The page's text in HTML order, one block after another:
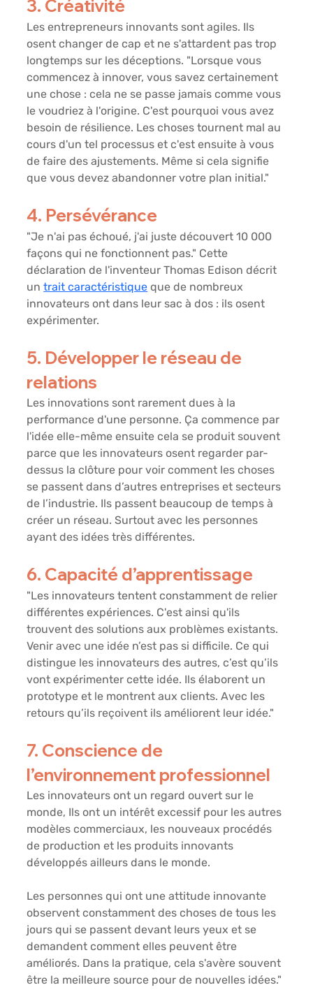
3. Créativité
Les entrepreneurs innovants sont agiles. Ils
osent changer de cap et ne s'attardent pas trop
longtemps sur les déceptions. "Lorsque vous
commencez à innover, vous savez certainement
une chose : cela ne se passe jamais comme vous
le voudriez à l'origine. C'est pourquoi vous avez
besoin de résilience. Les choses tournent mal au
cours d'un tel processus et c'est ensuite à vous
de faire des ajustements. Même si cela signifie
que vous devez abandonner votre plan initial."
4. Persévérance
"Je n'ai pas échoué, j'ai juste découvert 10 000
façons qui ne fonctionnent pas." Cette
déclaration de l'inventeur Thomas Edison décrit
un trait caractéristique que de nombreux
innovateurs ont dans leur sac à dos : ils osent
expérimenter.
5. Développer le réseau de
relations
Les innovations sont rarement dues à la
performance d'une personne. Ça commence par
l'idée elle-même ensuite cela se produit souvent
parce que les innovateurs osent regarder par-
dessus la clôture pour voir comment les choses
se passent dans d’autres entreprises et secteurs
de l’industrie. Ils passent beaucoup de temps à
créer un réseau. Surtout avec les personnes
ayant des idées très différentes.
6. Capacité d’apprentissage
"Les innovateurs tentent constamment de relier
différentes expériences. C'est ainsi qu'ils
trouvent des solutions aux problèmes existants.
Venir avec une idée n’est pas si difficile. Ce qui
distingue les innovateurs des autres, c’est qu’ils
vont expérimenter cette idée. Ils élaborent un
prototype et le montrent aux clients. Avec les
retours qu’ils reçoivent ils améliorent leur idée."
7. Conscience de
l’environnement professionnel
Les innovateurs ont un regard ouvert sur le
monde, Ils ont un intérêt excessif pour les autres
modèles commerciaux, les nouveaux procédés
de production et les produits innovants
développés ailleurs dans le monde.
Les personnes qui ont une attitude innovante
observent constamment des choses de tous les
jours qui se passent devant leurs yeux et se
demandent comment elles peuvent être
améliorés. Dans la pratique, cela s'avère souvent
être la meilleure source pour de nouvelles idées."